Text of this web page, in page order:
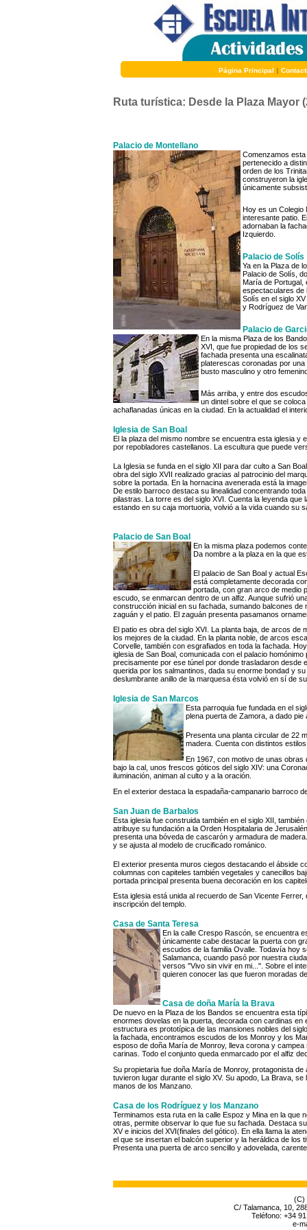
Página Principal |
Ruta turística: Desde la Plaza Mayor
Palacio de Montellano
Comenzamos esta
pertenecido a
orden de los
construyeron la
únicamente
Hoy es un Colegio
interesante patio.
adornaban la
Izquierdo.
Palacio de Solís
Ya en la Plaza de
Palacio de Solís,
María de Portugal,
espectaculares de
Solís en el siglo
y Rodríguez de
Palacio de
En la misma Plaza de los
XVI, que fue propiedad de los
fachada presenta una
platerescas coronadas por
busto masculino y otro
Más arriba, y entre dos
un dintel sobre el que se
achaflanadas únicas en la ciudad. En la actualidad el
Iglesia de San Boal
El la plaza del mismo nombre se encuentra esta iglesia y
por repobladores castellanos. La escultura que puede
La Iglesia se funda en el siglo XII para dar culto a San
obra del siglo XVII realizado gracias al patrocinio del
sobre la portada. En la hornacina avenerada está la
De estilo barroco destaca su linealidad concentrando
pilastras. La torre es del siglo XVI. Cuenta la leyenda
estando en su caja mortuoria, volvió a la vida cuando su
Palacio de San Boal
En la misma plaza podemos
Da nombre a la plaza en la que
El palacio de San Boal y actual
está completamente decorada
portada, con gran arco de medio
escudo, se enmarcan dentro de un alfiz. Aunque sufrió
construcción inicial en su fachada, sumando balcones
zaguán y el patio. El zaguán presenta pasamanos
El patio es obra del siglo XVI. La planta baja, de arcos
los mejores de la ciudad. En la planta noble, de arcos
Corvelle, también con esgrafiados en toda la fachada.
iglesia de San Boal, comunicada con el palacio
precisamente por ese túnel por donde trasladaron desde
querida por los salmantinos, dada su enorme bondad y
deslumbrante anillo de la marquesa ésta volvió en sí de
Iglesia de San Marcos
Esta parroquia fue fundada en el
plena puerta de Zamora, a dado
Presenta una planta circular de 22
madera. Cuenta con distintos
En 1967, con motivo de unas
bajo la cal, unos frescos góticos del siglo XIV: una
iluminación, animan al culto y a la oración.
En el exterior destaca la espadaña-campanario barroco
San Juan de Barbalos
Esta iglesia fue construida también en el siglo XII,
atribuye su fundación a la Orden Hospitalaria de
presenta una bóveda de cascarón y armadura de
y se ajusta al modelo de crucificado románico.
El exterior presenta muros ciegos destacando el ábside
columnas con capiteles también vegetales y canecillos
portada principal presenta buena decoración en los
Esta iglesia está unida al recuerdo de San Vicente
inscripción del templo.
Casa de Santa Teresa
En la calle Crespo Rascón, se encuentra
únicamente cabe destacar la puerta con
escudos de la familia Ovalle. Todavía hoy
Salamanca, cuando pasó por nuestra
versos "Vivo sin vivir en mi...". Sobre el
quieren conocer las que fueron moradas
Casa de doña María la Brava
De nuevo en la Plaza de los Bandos se encuentra esta
enormes dovelas en la puerta, decorada con cardinas
estructura es prototípica de las mansiones nobles del
la fachada, encontramos escudos de los Monroy y los
esposo de doña María de Monroy, lleva corona y
carinas. Todo el conjunto queda enmarcado por el alfiz
Su propietaria fue doña María de Monroy, protagonista
tuvieron lugar durante el siglo XV. Su apodo, La Brava,
manos de los Manzano.
Casa de los Rodríguez y los Manzano
Terminamos esta ruta en la calle Espoz y Mina en la
otras, permite observar lo que fue su fachada. Destaca
XV e inicios del XVI(finales del gótico). En ella llama la
el que se insertan el balcón superior y la heráldica de los
Presenta una puerta de arco sencillo y adovelada,
(C)
C/ Talamanca, 10,
Teléfono: +34
e-